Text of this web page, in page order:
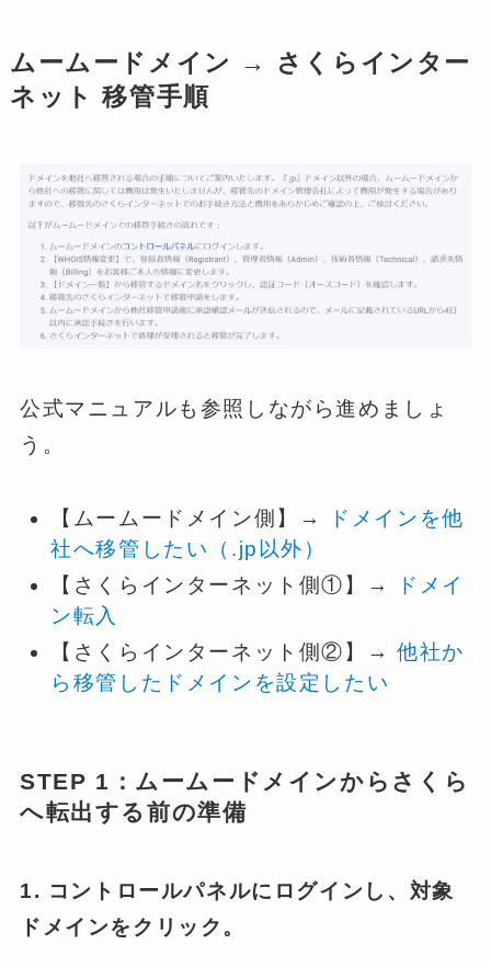
ムームードメイン → さくらインター
ネット 移管手順
公式マニュアルも参照しながら進めましょ
う。
【ムームードメイン側】→
ドメインを他
社へ移管したい（.jp以外）
【さくらインターネット側①】→
ドメイ
ン転入
【さくらインターネット側②】→ 他社か
ら移管したドメインを設定したい
STEP 1：ムームードメインからさくら
へ転出する前の準備
1. コントロールパネルにログインし、対象
ドメインをクリック。